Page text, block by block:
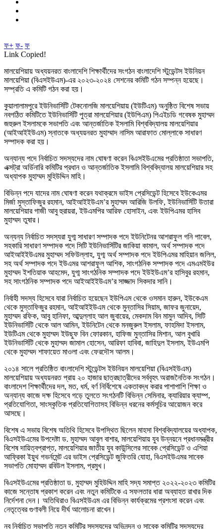
ফ+ ফ- ফ
Link Copied!
মালয়েশিয়ায় অধ্যয়নরত বাংলাদেশি শিক্ষার্থীদের সংগঠন বাংলাদেশি স্টুডেন্টস ইউনিয়ন
মালয়েশিয়া (বিএসইউএম)-এর ২০২৩-২০২৪ সেশনের কমিটি গঠন সম্পন্ন হয়েছে।
সম্প্রতি এ কমিটি গঠন করা হয়।
কুয়ালালামপুরে ইউনিভার্সিটি টেকনোলজি মালয়েশিয়ায় (ইউটিএম) অনুষ্ঠিত বিশেষ সভায়
নবগঠিত কমিটিতে ইউনিভার্সিটি পুত্রা মালয়েশিয়ার (ইউপিএম) পিএইচডি গবেষক মুহাম্মদ
জহুরুল ইসলামকে সভাপতি এবং আন্তর্জাতিক ইসলামি বিশ্ববিদ্যালয় মালয়েশিয়ার
(আইআইইউএম) স্নাতকে অধ্যয়নরত মুহাম্মাদ নাসিম আরাফাত মোল্লাকে সাধারণ
সম্পাদক করা হয়।
অন্যান্য পদে নির্বাচিত সদস্যদের নাম ঘোষণা করেন বিএসইউএমের প্রতিষ্ঠাতা সভাপতি,
এক্সট্রা অর্ডিনারি কমিটির প্রধান ও আন্তর্জাতিক ইসলামি বিশ্ববিদ্যালয় মালয়েশিয়ার সহ
অধ্যাপক মুহাম্মদ মুহিউদ্দিন মাহি।
বিভিন্ন পদে যাদের নাম ঘোষণা করেন যথাক্রমে ভাইস প্রেসিডেন্ট হিসেবে ইউকেএমর
মির্জা মুস্তাফিজুর রহমান, আইআইইউএম’র মুহাম্মদ আরিজি উলফি, ইউনিভার্সিটি উতারা
মালয়েশিয়ার গাজী আবু হুরায়রা, ইউএমপির আরিফ হোসাইন, এবং ইউপিএমর হাসিব
মুহাম্মদ তুষার।
অন্যন্য নির্বাচিত সদস্যরা যুগ্ম সাধারণ সম্পাদক পদে ইউনিটেনর আশরাফুল গনি পাবেল,
সহকারি সাধারণ সম্পাদক পদে সিটি ইউনিভার্সিটির জাকিয়া কামাল, অর্থ সম্পাদক পদে
আইআইইউএমর মুহাম্মদ সফিউল্লাহ, যুগ্ম অর্থ সম্পাদক পদে ইউপিএমর মাহিয়ান জলিল,
সহ অর্থ সম্পাদক পদে ইউএমর আশরাফুল আশিক, সাংগঠনিক সম্পাদক পদে এমএমইউর
মুহাম্মদ ইশতিয়াক আহমেদ, যুগ্ম সাংগঠনিক সম্পাদক পদে ইউইউএম’র হাসিবুর রহমান,
সহ সাংগঠনিক সম্পাদক পদে আইআইইউএম’র সাজ্জাদ সিকদার সানি।
নির্বাহী সদস্য হিসেবে যারা নির্বাচিত হয়েছেন ইউপিএম থেকে ওসমান হারুন, ইউকেএম
থেকে মুস্তাফিজুর রহমান, আইআইইউএম থেকে মুন্তাসির সিয়াম, জাফর জুনায়েদ,
মুহাম্মদ রফিক, আবু হানিফা, আব্দুল্লাহ আল জুবায়ের, মেকদাম বিন মামুন আদিব, সিটি
ইউনিভার্সিটি থেকে আল আমিন, ইউনিটেন থেকে মনজুরুল ইসলাম, ফাহমিদা ইসলাম,
ইউটিএম থেকে মুহাম্মদ ইউছুফ বিন ফোরকান, হাফিজ মুন্তাসির মিশান, আল বুখারি
ইউনিভার্সিটি থেকে মুহাম্মদ জামাল হোসেন, আরিফা হাবিবা, জাহিদুল ইসলাম, ইউএমপি
থেকে মুহাম্মদ শাফায়েত মাওলা এবং ফেরদৌস আলম।
২০১৪ সালে প্রতিষ্ঠিত বাংলাদেশি স্টুডেন্টস ইউনিয়ন মালয়েশিয়া (বিএসইউএম)
মালয়েশিয়ায় অধ্যয়নরত প্রায় ২০ হাজার ছাত্রছাত্রীদের সর্ববৃহৎ অরাজনৈতিক সংগঠন।
বাংলাদেশ শিক্ষার্থীদের দল, মত, ধর্ম, বর্ণ নির্বিশেষে একতাবদ্ধ করার পাশাপাশি শিক্ষা ও
অন্যান্য কাজে দক্ষ হিসেবে গড়ে তুলতে সংগঠনটি বিভিন্ন সেমিনার, ক্যারিয়ার ক্যাম্প,
প্রতিযোগিতা, সাংস্কৃতিক প্রতিযোগিতাসহ বিভিন্ন ধরনের কর্মসূচির আয়োজন করে
আসছে।
বিশেষ এ সভায় বিশেষ অতিথি হিসেবে উপস্থিত ছিলেন মাহসা বিশ্ববিদ্যালয়ের অধ্যাপক,
বিএসইউএমের উপদেষ্টা ড. মুহাম্মদ আবুল বাশার, মালয়েশিয়ায় যুব উন্নয়নে প্রধানমন্ত্রীর
বিশেষ দায়িত্বপ্রাপ্ত, মালয়েশিয়ার জাতীয় যুব কাউন্সিলের সাবেক প্রেসিডেন্ট ও এশিয়া
আফ্রিকা ইয়ুথ গভর্নমেন্ট এর ভাইস প্রেসিডেন্ট জুফিতরি যোহা, বিএসইউএমর সাবেক
সভাপতি মোহাম্মদ রবিউল ইসলাম, প্রমুখ।
বিএসইউএমের প্রতিষ্ঠাতা ড. মুহাম্মদ মুহিউদ্দিন মাহি সদ্য সমাপ্ত ২০২২-২০২৩ কমিটির
কাজে সন্তোষ প্রকাশ করেন এবং নতুন কমিটিকে এ সফলতার ধারা অব্যাহত রাখার দিক
নির্দেশনা দেন। অতিথিরাও বিএসইউএম এর বিভিন্ন কার্যক্রমের প্রশংসা করেন এবং
নেতৃত্বের গুণাবলী নিয়ে দীর্ঘ আলোচনা রাখেন।
নব নির্বাচিত সভাপতি নতুন কমিটির সদস্যদের অভিনন্দন ও সাবেক কমিটির সদস্যদের